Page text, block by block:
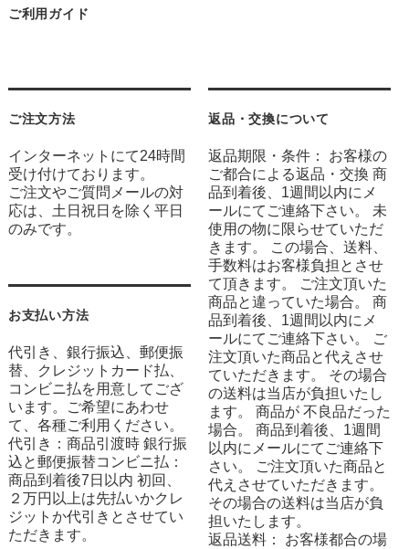
ご利用ガイド
ご注文方法
インターネットにて24時間
受け付けております。
ご注文やご質問メールの対
応は、土日祝日を除く平日
のみです。
お支払い方法
代引き、銀行振込、郵便振
替、クレジットカード払、
コンビニ払を用意してござ
います。ご希望にあわせ
て、各種ご利用ください。
代引き：商品引渡時 銀行振
込と郵便振替コンビニ払：
商品到着後7日以内 初回、
２万円以上は先払いかクレ
ジットか代引きとさせてい
ただきます。
返品・交換について
返品期限・条件： お客様の
ご都合による返品・交換 商
品到着後、1週間以内にメ
ールにてご連絡下さい。 未
使用の物に限らせていただ
きます。 この場合、送料、
手数料はお客様負担とさせ
て頂きます。 ご注文頂いた
商品と違っていた場合。 商
品到着後、1週間以内にメ
ールにてご連絡下さい。 ご
注文頂いた商品と代えさせ
ていただきます。 その場合
の送料は当店が負担いたし
ます。 商品が 不良品だった
場合。 商品到着後、1週間
以内にメールにてご連絡下
さい。 ご注文頂いた商品と
代えさせていただきます。
その場合の送料は当店が負
担いたします。
返品送料： お客様都合の場